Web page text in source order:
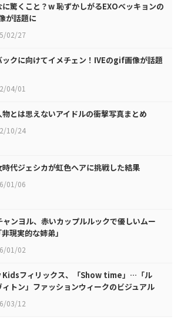
に驚くこと？w 恥ずかしがるEXOベッキョンの
が話題に
02/27
ックに向けてイメチェン！IVEのgif画像が話題
04/01
物とは思えないアイドルの衝撃写真まとめ
10/24
時代ジェシカが虹色ヘアに挑戦した結果
01/06
ャンヨル、赤いカップルルックで優しいムー
現実的な姉弟」
01/02
フィリックス、「Show time」…「ル
ィトン」ファッションウィークのビジュアル
03/12